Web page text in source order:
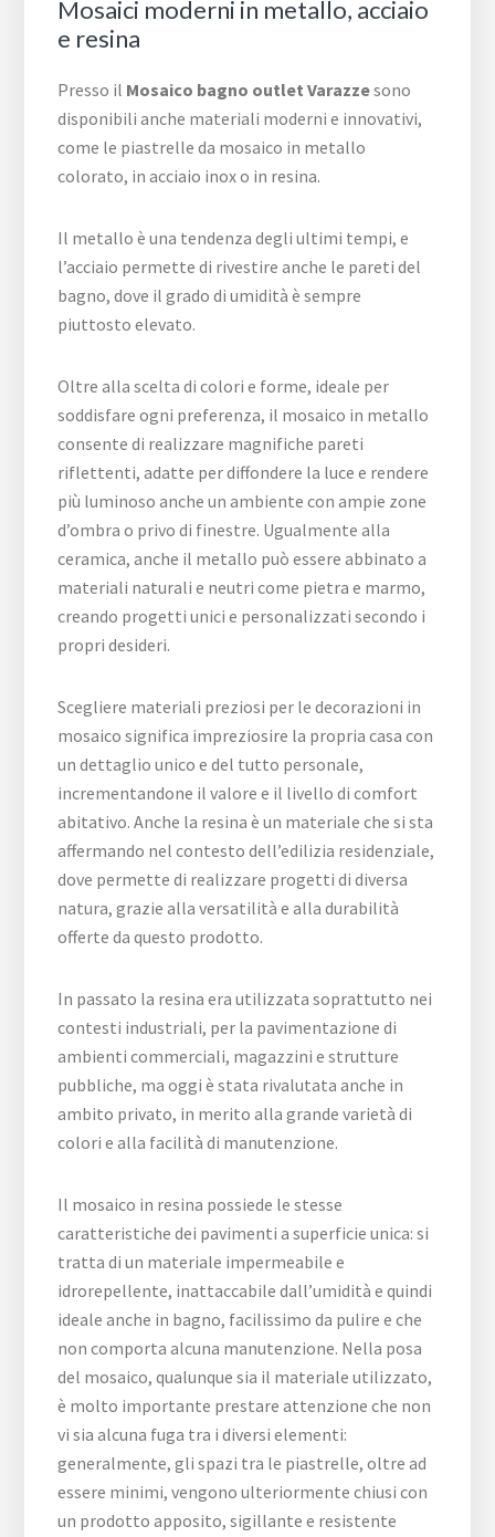
Mosaici moderni in metallo, acciaio
e resina
Presso il Mosaico bagno outlet Varazzesono
disponibili anche materiali moderni e innovativi,
come le piastrelle da mosaico in metallo
colorato, in acciaio inox o in resina.
Il metallo è una tendenza degli ultimi tempi, e
l’acciaio permette di rivestire anche le pareti del
bagno, dove il grado di umidità è sempre
piuttosto elevato.
Oltre alla scelta di colori e forme, ideale per
soddisfare ogni preferenza, il mosaico in metallo
consente di realizzare magnifiche pareti
riflettenti, adatte per diffondere la luce e rendere
più luminoso anche un ambiente con ampie zone
d’ombra o privo di finestre. Ugualmente alla
ceramica, anche il metallo può essere abbinato a
materiali naturali e neutri come pietra e marmo,
creando progetti unici e personalizzati secondo i
propri desideri.
Scegliere materiali preziosi per le decorazioni in
mosaico significa impreziosire la propria casa con
un dettaglio unico e del tutto personale,
incrementandone il valore e il livello di comfort
abitativo. Anche la resina è un materiale che si sta
affermando nel contesto dell’edilizia residenziale,
dove permette di realizzare progetti di diversa
natura, grazie alla versatilità e alla durabilità
offerte da questo prodotto.
In passato la resina era utilizzata soprattutto nei
contesti industriali, per la pavimentazione di
ambienti commerciali, magazzini e strutture
pubbliche, ma oggi è stata rivalutata anche in
ambito privato, in merito alla grande varietà di
colori e alla facilità di manutenzione.
Il mosaico in resina possiede le stesse
caratteristiche dei pavimenti a superficie unica: si
tratta di un materiale impermeabile e
idrorepellente, inattaccabile dall’umidità e quindi
ideale anche in bagno, facilissimo da pulire e che
non comporta alcuna manutenzione. Nella posa
del mosaico, qualunque sia il materiale utilizzato,
è molto importante prestare attenzione che non
vi sia alcuna fuga tra i diversi elementi:
generalmente, gli spazi tra le piastrelle, oltre ad
essere minimi, vengono ulteriormente chiusi con
un prodotto apposito, sigillante e resistente